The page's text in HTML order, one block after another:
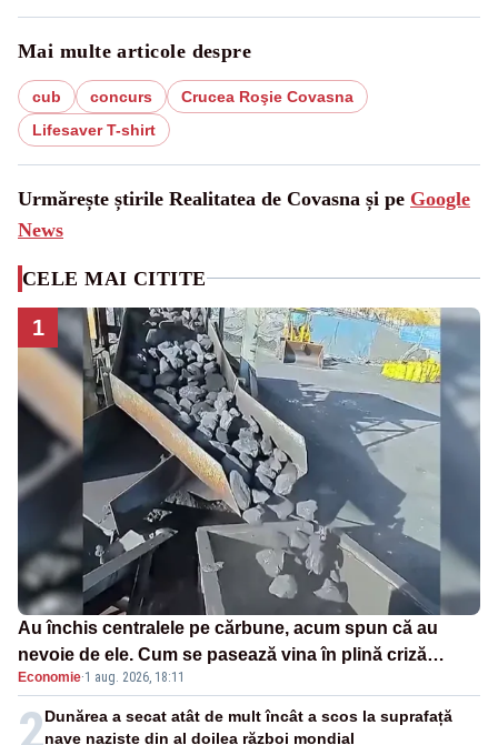
Mai multe articole despre
cub concurs
Crucea Roşie Covasna
Lifesaver T-shirt
Urmărește știrile Realitatea de Covasna și pe Google
News
CELE MAI CITITE
1
Au închis centralele pe cărbune, acum spun că au
nevoie de ele. Cum se pasează vina în plină criză
energetică
Economie·1 aug. 2026, 18:11
2Dunărea a secat atât de mult încât a scos la suprafață
nave naziste din al doilea război mondial